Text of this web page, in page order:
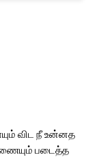
விட நீ உன்னத
படைத்த